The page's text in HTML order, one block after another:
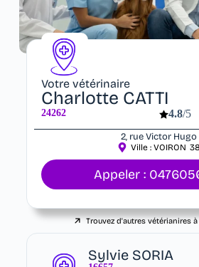
Votre vétérinaire
Charlotte CATTI
24262 4.8/5
2, rue Victor Hugo
Ville :VOIRON 38
Appeler :
Trouvez d'autres vétérianires
Sylvie SORIA